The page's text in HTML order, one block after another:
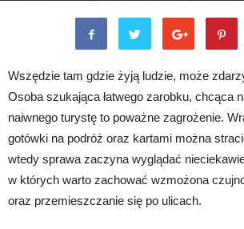
Wszędzie tam gdzie żyją ludzie, może
Osoba szukająca łatwego zarobku, chcąca
naiwnego turystę to poważne zagrożenie.
gotówki na podróż oraz kartami można
wtedy sprawa zaczyna wyglądać
w których warto zachować wzmożona
oraz przemieszczanie się po ulicach.